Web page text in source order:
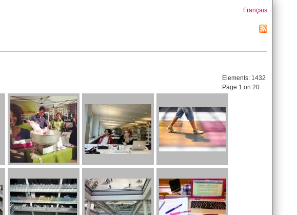
Français
Elements: 1432
Page 1 on 20